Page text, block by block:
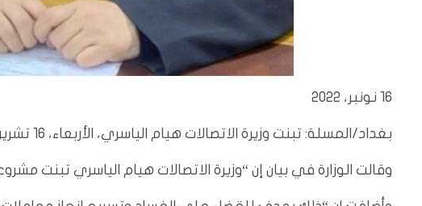
16 نونبر، 2022
بغداد/المسلة: تبنت وزيرة الاتصالات هيام الياسري، الأربعاء، 16 تشرين الثاني، 2022، مشروع انشاء نظام مروري متكامل.
وقالت الوزارة في بيان إن “وزيرة الاتصالات هيام الياسري تبنت